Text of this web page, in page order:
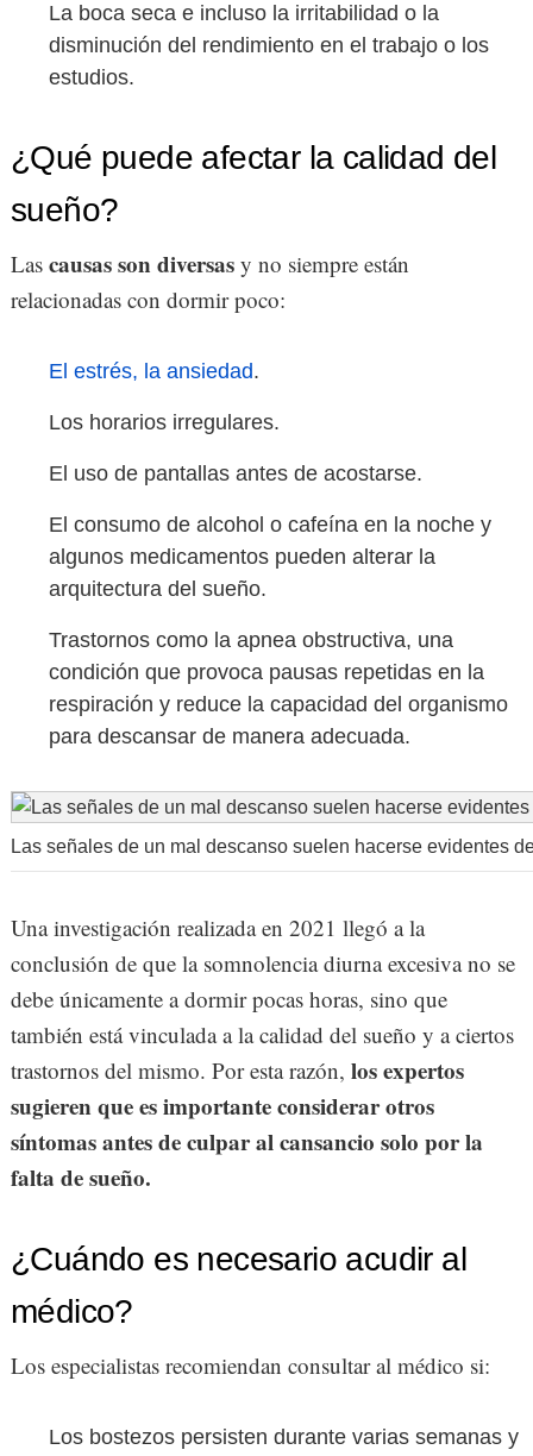
La boca seca e incluso la irritabilidad o la
disminución del rendimiento en el trabajo o los
estudios.
¿Qué puede afectar la calidad del
sueño?
Lascausas son diversas y no siempre están
relacionadas con dormir poco:
El estrés, la ansiedad.
Los horarios irregulares.
El uso de pantallas antes de acostarse.
El consumo de alcohol o cafeína en la noche y
algunos medicamentos pueden alterar la
arquitectura del sueño.
Trastornos como la apnea obstructiva, una
condición que provoca pausas repetidas en la
respiración y reduce la capacidad del organismo
para descansar de manera adecuada.
Las señales de un mal descanso suelen hacerse evidentes
Una investigación realizada en 2021 llegó a la
conclusión de que la somnolencia diurna excesiva no se
debe únicamente a dormir pocas horas, sino que
también está vinculada a la calidad del sueño y a ciertos
trastornos del mismo. Por esta razón, los expertos
sugieren que es importante considerar otros
síntomas antes de culpar al cansancio solo por la
falta de sueño.
¿Cuándo es necesario acudir al
médico?
Los especialistas recomiendan consultar al médico si:
Los bostezos persisten durante varias semanas y